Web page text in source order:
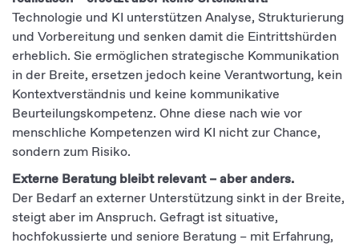
Technologie und KI unterstützen Analyse, Strukturierung
und Vorbereitung und senken damit die Eintrittshürden
erheblich. Sie ermöglichen strategische Kommunikation
in der Breite, ersetzen jedoch keine Verantwortung, kein
Kontextverständnis und keine kommunikative
Beurteilungskompetenz. Ohne diese nach wie vor
menschliche Kompetenzen wird KI nicht zur Chance,
sondern zum Risiko.
Externe Beratung bleibt relevant – aber anders.
Der Bedarf an externer Unterstützung sinkt in der Breite,
steigt aber im Anspruch. Gefragt ist situative,
hochfokussierte und seniore Beratung – mit Erfahrung,